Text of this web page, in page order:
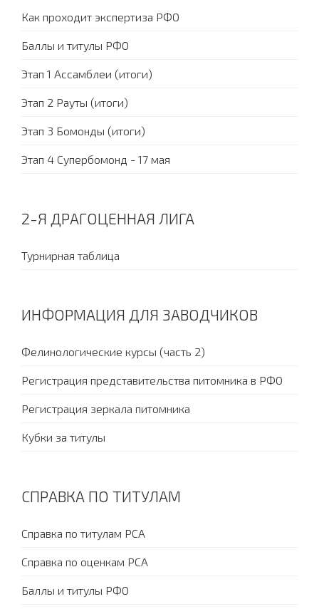
Как проходит экспертиза РФО
Баллы и титулы РФО
Этап 1 Ассамблеи (итоги)
Этап 2 Рауты (итоги)
Этап 3 Бомонды (итоги)
Этап 4 Супербомонд - 17 мая
2-Я ДРАГОЦЕННАЯ ЛИГА
Турнирная таблица
ИНФОРМАЦИЯ ДЛЯ ЗАВОДЧИКОВ
Фелинологические курсы (часть 2)
Регистрация представительства питомника в РФО
Регистрация зеркала питомника
Кубки за титулы
СПРАВКА ПО ТИТУЛАМ
Справка по титулам PCA
Справка по оценкам PCA
Баллы и титулы РФО